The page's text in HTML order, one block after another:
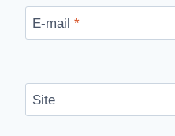
E-mail *
Site